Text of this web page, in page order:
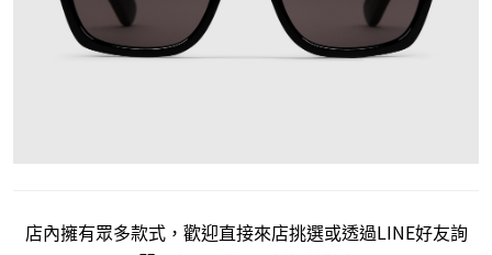
店內擁有眾多款式，歡迎直接來店挑選或透過LINE好友詢